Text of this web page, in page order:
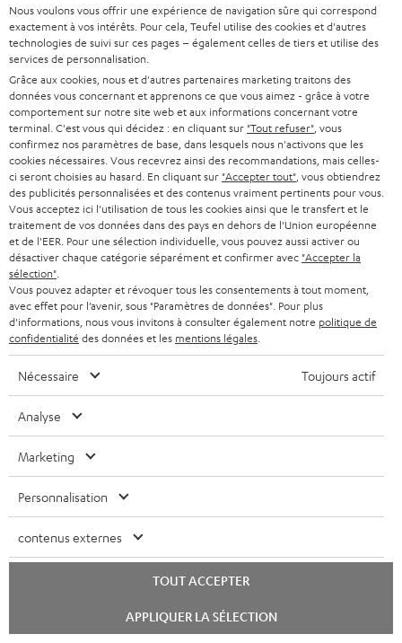
Retours sans frais
Service client à vie
Plus de 45 ans d'expertise
Teufel adhère à la Fédération du e-commerce et de la vente à distance (Fevad) et à sa charte
qualité. La Fevad est membre du réseau européen Ecommerce Europe Trustmark.
Le Blog Teufel
Technologies audio, modes, conseils & astuces
Questions fréquemment posées
chat
Nous voulons vous offrir une expérience de navigation sûre qui correspond
exactement à vos intérêts. Pour cela, Teufel utilise des cookies et d'autres
technologies de suivi sur ces pages – également celles de tiers et utilise des
services de personnalisation.
Grâce aux cookies, nous et d'autres partenaires marketing traitons des
données vous concernant et apprenons ce que vous aimez - grâce à votre
comportement sur notre site web et aux informations concernant votre
terminal. C'est vous qui décidez : en cliquant sur "Tout refuser" , vous
confirmez nos paramètres de base, dans lesquels nous n'activons que les
cookies nécessaires. Vous recevrez ainsi des recommandations, mais celles-
ci seront choisies au hasard. En cliquant sur "Accepter tout" , vous obtiendrez
des publicités personnalisées et des contenus vraiment pertinents pour vous.
Vous acceptez ici l'utilisation de tous les cookies ainsi que le transfert et le
traitement de vos données dans des pays en dehors de l'Union européenne
et de l'EER. Pour une sélection individuelle, vous pouvez aussi activer ou
désactiver chaque catégorie séparément et confirmer avec "Accepter la
sélection"
Vous pouvez adapter et révoquer tous les consentements à tout moment,
avec effet pour l’avenir, sous "Paramètres de données". Pour plus
d'informations, nous vous invitons à consulter également notre politique de
confidentialité des données et les mentions légales
Nécessaire Toujours actif
Analyse
Marketing
Personnalisation
contenus externes
TOUT ACCEPTER
APPLIQUER LA SÉLECTION